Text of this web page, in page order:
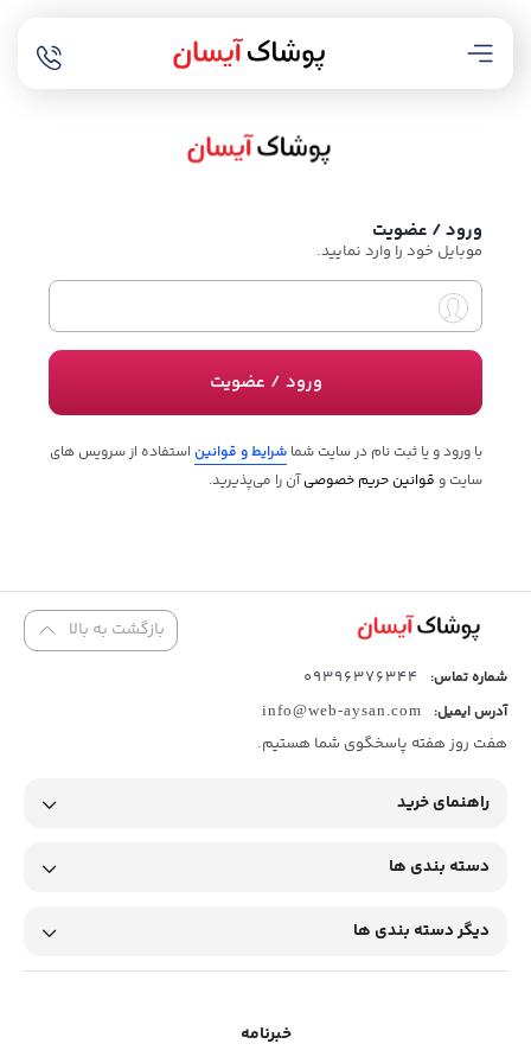
ورود / عضویت
موبایل خود را وارد نمایید.
ورود / عضویت
با ورود و یا ثبت نام در سایت شما شرایط و قوانین استفاده از سرویس های
سایت و قوانین حریم خصوصیآن را می‌پذیرید.
بازگشت به بالا
شماره تماس: 09396376344
آدرس ایمیل: info@web-aysan.com
هفت روز هفته پاسخگوی شما هستیم.
راهنمای خرید
دسته بندی ها
دیگر دسته بندی ها
خبرنامه